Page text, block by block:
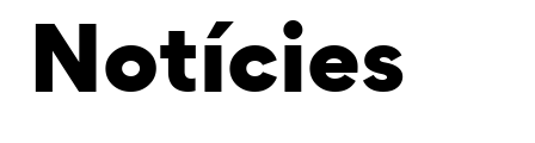
Notícies